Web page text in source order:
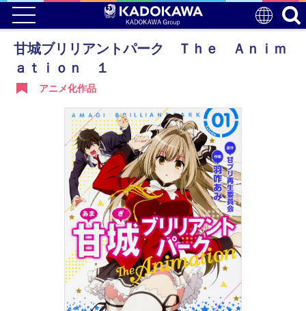
甘城ブリリアントパーク Ｔｈｅ Ａｎｉｍ
ａｔｉｏｎ １
アニメ化作品